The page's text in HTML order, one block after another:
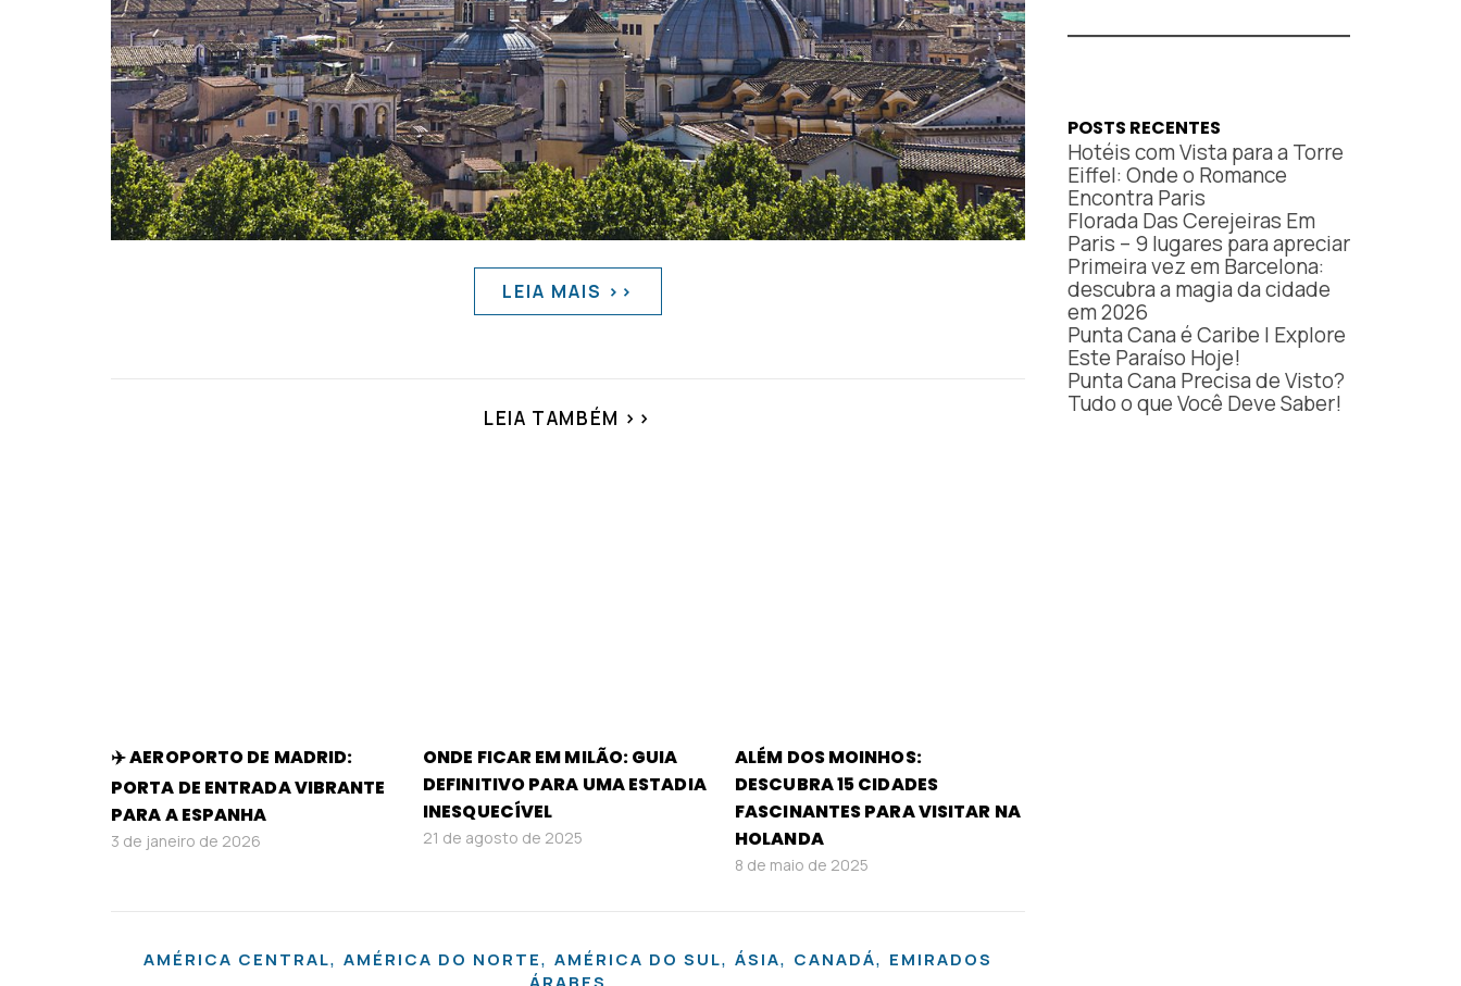
LEIA MAIS >>
LEIA TAMBÉM >>
✈️ AEROPORTO DE MADRID:
PORTA DE ENTRADA VIBRANTE
PARA A ESPANHA
3 de janeiro de 2026
ONDE FICAR EM MILÃO: GUIA
DEFINITIVO PARA UMA ESTADIA
INESQUECÍVEL
21 de agosto de 2025
ALÉM DOS MOINHOS:
DESCUBRA 15 CIDADES
FASCINANTES PARA VISITAR NA
HOLANDA
8 de maio de 2025
AMÉRICA CENTRAL, AMÉRICA DO NORTE, AMÉRICA DO SUL, ÁSIA, CANADÁ, EMIRADOS
POSTS RECENTES
Hotéis com Vista para a Torre
Eiffel: Onde o Romance
Encontra Paris
Florada Das Cerejeiras Em
Paris – 9 lugares para apreciar
Primeira vez em Barcelona:
descubra a magia da cidade
em 2026
Punta Cana é Caribe | Explore
Este Paraíso Hoje!
Punta Cana Precisa de Visto?
Tudo o que Você Deve Saber!